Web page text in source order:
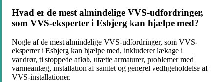
Hvad er de mest almindelige VVS-udfordringer,
som VVS-eksperter i Esbjerg kan hjælpe med?
Nogle af de mest almindelige VVS-udfordringer, som VVS-
eksperter i Esbjerg kan hjælpe med, inkluderer lækage i
vandrør, tilstoppede afløb, utætte armaturer, problemer med
varmeanlæg, installation af sanitet og generel vedligeholdelse af
VVS-installationer.